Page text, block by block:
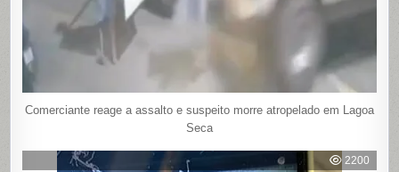
Comerciante reage a assalto e suspeito morre atropelado em Lagoa
Seca
2200